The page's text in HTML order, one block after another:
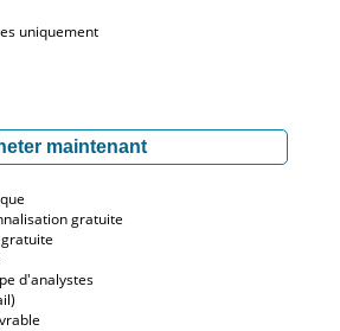
uniquement
maintenant
gratuite
d'analystes